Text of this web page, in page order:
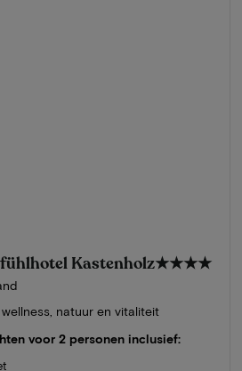
Kastenholz★★★★
natuur en vitaliteit
voor 2 personen inclusief: